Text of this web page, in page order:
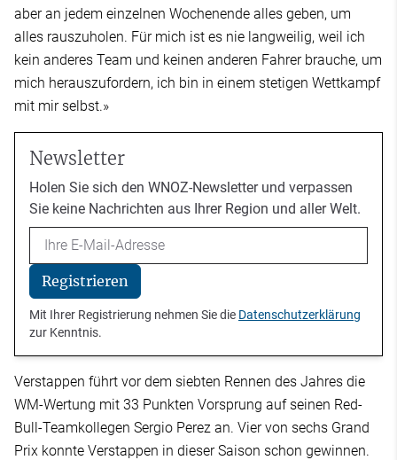
aber an jedem einzelnen Wochenende alles geben, um
alles rauszuholen. Für mich ist es nie langweilig, weil ich
kein anderes Team und keinen anderen Fahrer brauche, um
mich herauszufordern, ich bin in einem stetigen Wettkampf
mit mir selbst.»
Newsletter
Holen Sie sich den WNOZ-Newsletter und verpassen
Sie keine Nachrichten aus Ihrer Region und aller Welt.
Email
Registrieren
Mit Ihrer Registrierung nehmen Sie die Datenschutzerklärung
zur Kenntnis.
Verstappen führt vor dem siebten Rennen des Jahres die
WM-Wertung mit 33 Punkten Vorsprung auf seinen Red-
Bull-Teamkollegen Sergio Perez an. Vier von sechs Grand
Prix konnte Verstappen in dieser Saison schon gewinnen.